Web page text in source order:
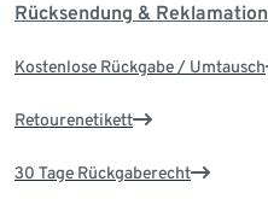
Rücksendung & Reklamation
Kostenlose Rückgabe / Umtausch
Retourenetikett
30 Tage Rückgaberecht